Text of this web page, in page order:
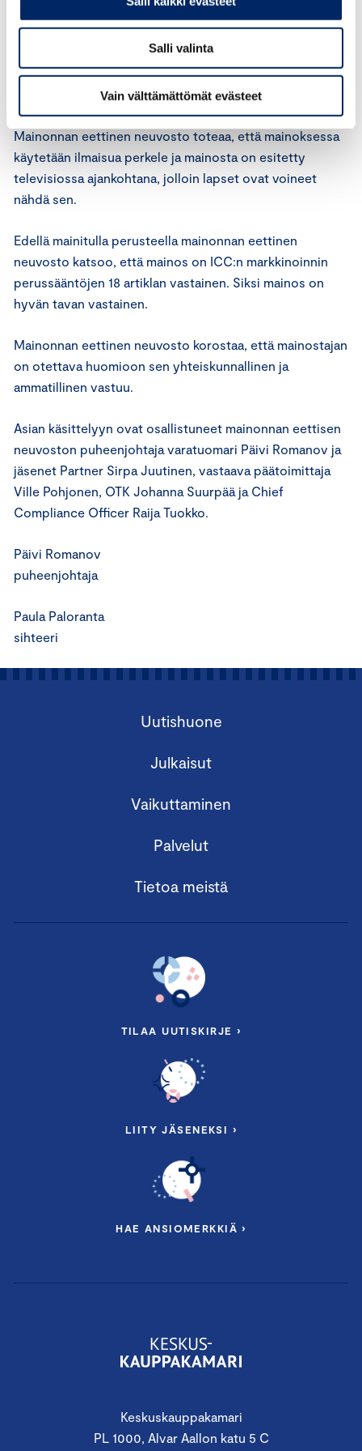
Salli valinta
Vain välttämättömät evästeet
Mainonnan eettinen neuvosto toteaa aluksi, että
kaupallisen viestinnän sananvapaus ei ole
sananvapauden ytimessä, vaan siinä on tiettyjä
rajoituksia. Tämän vuoksi televisiosarjojen kielenkäyttö
ei ole rinnastettavissa mainokseen.
Mainonnan eettinen neuvosto toteaa, että mainoksessa
käytetään ilmaisua perkele ja mainosta on esitetty
televisiossa ajankohtana, jolloin lapset ovat voineet
nähdä sen.
Edellä mainitulla perusteella mainonnan eettinen
neuvosto katsoo, että mainos on ICC:n markkinoinnin
perussääntöjen 18 artiklan vastainen. Siksi mainos on
hyvän tavan vastainen.
Mainonnan eettinen neuvosto korostaa, että mainostajan
on otettava huomioon sen yhteiskunnallinen ja
ammatillinen vastuu.
Asian käsittelyyn ovat osallistuneet mainonnan eettisen
neuvoston puheenjohtaja varatuomari Päivi Romanov ja
jäsenet Partner Sirpa Juutinen, vastaava päätoimittaja
Ville Pohjonen, OTK Johanna Suurpää ja Chief
Compliance Officer Raija Tuokko.
Päivi Romanov
puheenjohtaja
Paula Paloranta
sihteeri
Keskuskauppakamari
PL 1000, Alvar Aallon katu 5 C
Uutishuone
Julkaisut
Vaikuttaminen
Palvelut
Tietoa meistä
TILAA UUTISKIRJE ›
LIITY JÄSENEKSI ›
HAE ANSIOMERKKIÄ ›